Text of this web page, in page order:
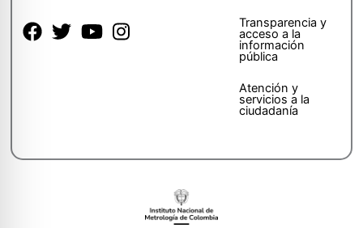
Transparencia y
acceso a la
información
pública
Atención y
servicios a la
ciudadanía